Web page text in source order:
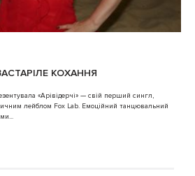
ЗАСТАРІЛЕ КОХАННЯ
«Арівідерчі» — свій перший сингл,
лейблом Fox Lab. Емоційний танцювальний